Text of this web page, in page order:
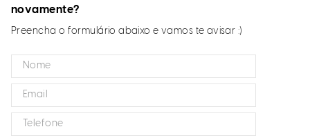
novamente?
Preencha o formulário abaixo e vamos te avisar :)